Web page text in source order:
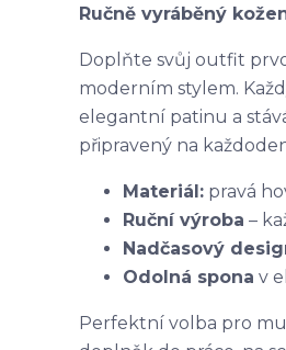
Ručně vyráběný
Doplňte svůj outfit
moderním stylem.
elegantní patinu a
připravený na
Materiál: pravá
Ruční výroba –
Nadčasový
Odolná spona v
Perfektní volba pro